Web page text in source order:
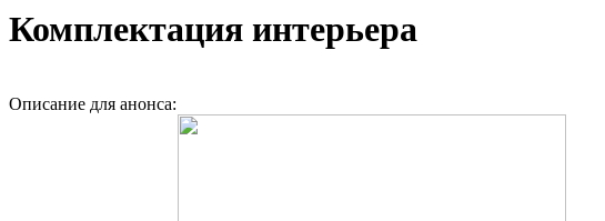
Комплектация интерьера
Описание для анонса: